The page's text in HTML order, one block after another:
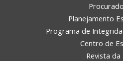
Planejamento
Programa de
Centro de
Revista da